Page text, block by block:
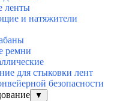
ленты
и натяжители
ремни
для стыковки лент
безопасности
▼